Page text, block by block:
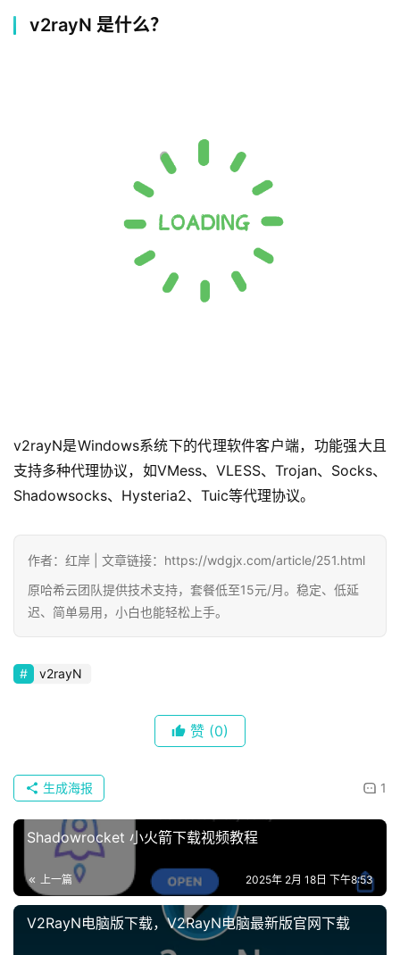
v2rayN 是什么？
v2rayN是Windows系统下的代理软件客户端，功能强大且
支持多种代理协议，如VMess、VLESS、Trojan、Socks、
Shadowsocks、Hysteria2、Tuic等代理协议。
作者：红岸 | 文章链接：https://wdgjx.com/article/251.html
原哈希云团队提供技术支持，套餐低至15元/月。稳定、低延
迟、简单易用，小白也能轻松上手。
v2rayN
赞 (0)
1
生成海报
Shadowrocket 小火箭下载视频教程
上一篇 2025年 2月 18日 下午8:53
V2RayN电脑版下载，V2RayN电脑最新版官网下载